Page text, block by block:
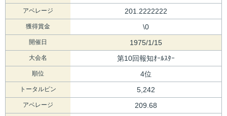
アベレージ 201.2222222
獲得賞金 \0
開催日 1975/1/15
大会名 第10回報知ｵｰﾙｽﾀｰ
順位 4位
トータルピン 5,242
アベレージ 209.68